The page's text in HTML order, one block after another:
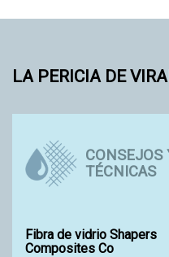
LA PERICIA DE
CONSEJOS
TÉCNICAS
Fibra de vidrio Shapers
Composites Co